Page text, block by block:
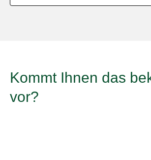
Kommt Ihnen das
vor?